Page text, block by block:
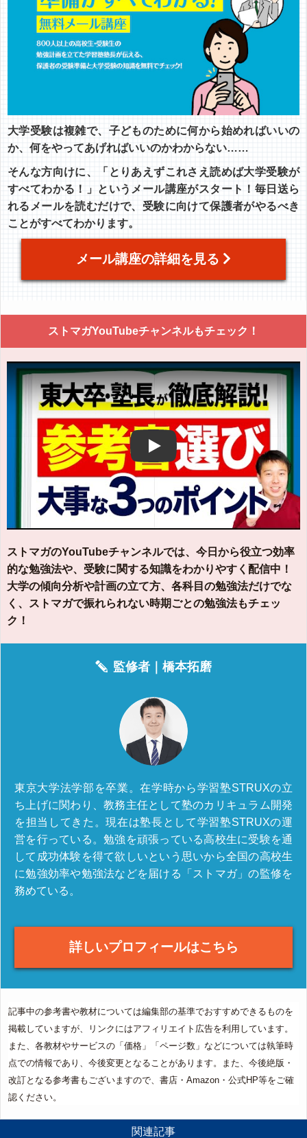
大学受験は複雑で、子どものために何から始めればいいの
か、何をやってあげればいいのかわからない……
そんな方向けに、「とりあえずこれさえ読めば大学受験が
すべてわかる！」というメール講座がスタート！毎日送ら
れるメールを読むだけで、受験に向けて保護者がやるべき
ことがすべてわかります。
メール講座の詳細を見る
ストマガYouTubeチャンネルもチェック！
Play
ストマガのYouTubeチャンネルでは、今日から役立つ効率
的な勉強法や、受験に関する知識をわかりやすく配信中！
大学の傾向分析や計画の立て方、各科目の勉強法だけでな
く、ストマガで振れられない時期ごとの勉強法もチェッ
ク！
監修者｜橋本拓磨
東京大学法学部を卒業。在学時から学習塾STRUXの立
ち上げに関わり、教務主任として塾のカリキュラム開発
を担当してきた。現在は塾長として学習塾STRUXの運
営を行っている。勉強を頑張っている高校生に受験を通
して成功体験を得て欲しいという思いから全国の高校生
に勉強効率や勉強法などを届ける「ストマガ」の監修を
務めている。
詳しいプロフィールはこちら
記事中の参考書や教材については編集部の基準でおすすめできるものを
掲載していますが、リンクにはアフィリエイト広告を利用しています。
また、各教材やサービスの「価格」「ページ数」などについては執筆時
点での情報であり、今後変更となることがあります。また、今後絶版・
改訂となる参考書もございますので、書店・Amazon・公式HP等をご確
認ください。
関連記事